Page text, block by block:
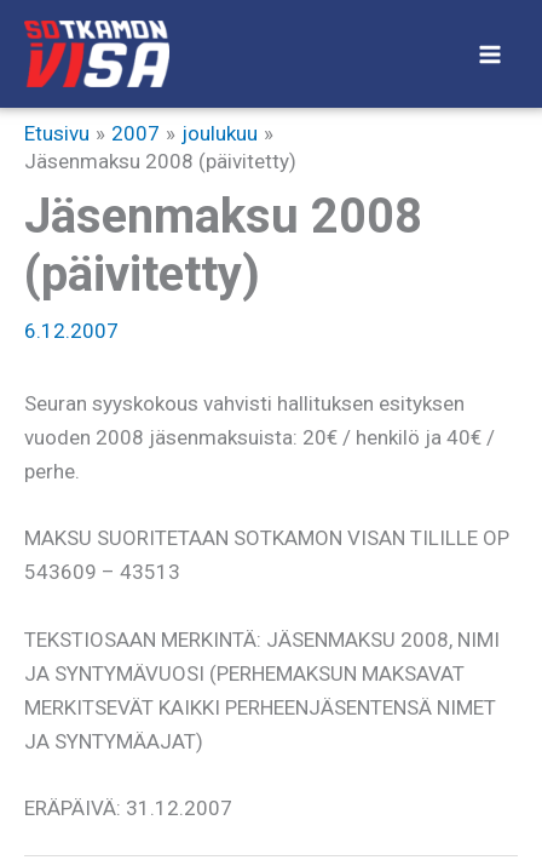
Siirry
sisältöön
Etusivu 2007
joulukuu
Jäsenmaksu 2008 (päivitetty)
Jäsenmaksu 2008
(päivitetty)
6.12.2007
Seuran syyskokous vahvisti hallituksen esityksen
vuoden 2008 jäsenmaksuista: 20€ / henkilö ja 40€ /
perhe.
MAKSU SUORITETAAN SOTKAMON VISAN TILILLE OP
543609 – 43513
TEKSTIOSAAN MERKINTÄ: JÄSENMAKSU 2008, NIMI
JA SYNTYMÄVUOSI (PERHEMAKSUN MAKSAVAT
MERKITSEVÄT KAIKKI PERHEENJÄSENTENSÄ NIMET
JA SYNTYMÄAJAT)
ERÄPÄIVÄ: 31.12.2007